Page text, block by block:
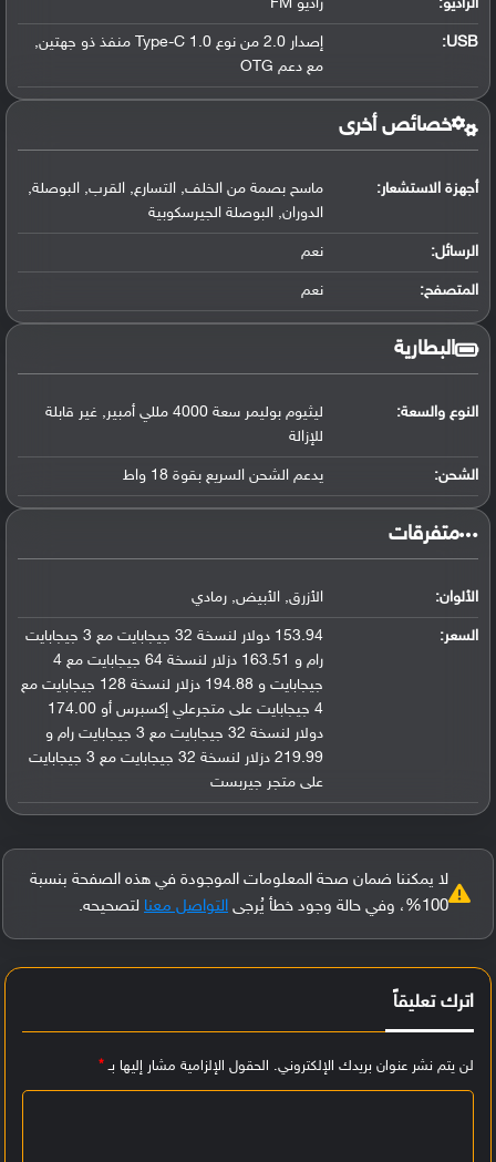
الراديو: راديو FM
USB
:
إصدار 2.0 من نوع Type-C 1.0 منفذ ذو جهتين,
مع دعم OTG
خصائص أخرى
أجهزة الاستشعار:
ماسح بصمة من الخلف, التسارع, القرب, البوصلة,
الدوران, البوصلة الجيرسكوبية
الرسائل: نعم
المتصفح: نعم
البطارية
النوع والسعة:
ليثيوم بوليمر سعة 4000 مللي أمبير, غير قابلة
للإزالة
الشحن: يدعم الشحن السريع بقوة 18 واط
‏متفرقات‏
الألوان: الأزرق, الأبيض, رمادي
السعر:
153.94 دولار لنسخة 32 جيجابايت مع 3 جيجابايت
رام و 163.51 دزلار لنسخة 64 جيجابايت مع 4
جيجابايت و 194.88 دزلار لنسخة 128 جيجابايت مع
4 جيجابايت على متجرعلي إكسبرس أو 174.00
دولار لنسخة 32 جيجابايت مع 3 جيجابايت رام و
219.99 دزلار لنسخة 32 جيجابايت مع 3 جيجابايت
على متجر جيربست
لا يمكننا ضمان صحة المعلومات الموجودة في هذه الصفحة بنسبة
100%، وفي حالة وجود خطأ يُرجى
التواصل معنا لتصحيحه.
اترك تعليقاً
لن يتم نشر عنوان بريدك الإلكتروني. الحقول الإلزامية مشار إليها بـ*